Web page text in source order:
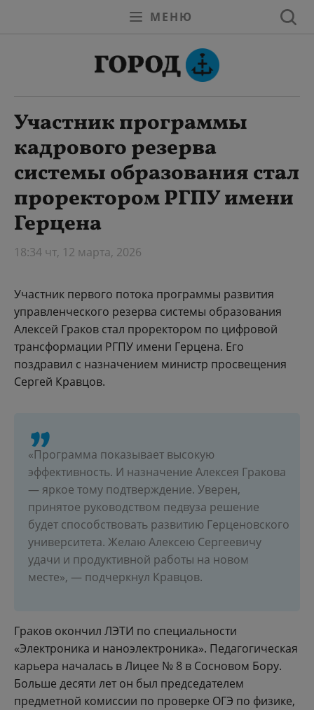
МЕНЮ
Участник программы
кадрового резерва
системы образования стал
проректором РГПУ имени
Герцена
18:34 чт, 12 марта, 2026
Участник первого потока программы развития
управленческого резерва системы образования
Алексей Граков стал проректором по цифровой
трансформации РГПУ имени Герцена. Его
поздравил с назначением министр просвещения
Сергей Кравцов.
«Программа показывает высокую
эффективность. И назначение Алексея Гракова
— яркое тому подтверждение. Уверен,
принятое руководством педвуза решение
будет способствовать развитию Герценовского
университета. Желаю Алексею Сергеевичу
удачи и продуктивной работы на новом
месте», — подчеркнул Кравцов.
Граков окончил ЛЭТИ по специальности
«Электроника и наноэлектроника». Педагогическая
карьера началась в Лицее № 8 в Сосновом Бору.
Больше десяти лет он был председателем
предметной комиссии по проверке ОГЭ по физике,